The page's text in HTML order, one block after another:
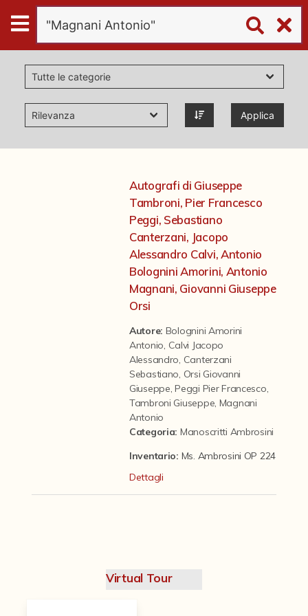
Digital
Humanities
Donazioni
Pubblicazioni
Il progetto Digital Humanities
Applica
Autografi di Giuseppe
Tambroni, Pier Francesco
Peggi, Sebastiano
Canterzani, Jacopo
Alessandro Calvi, Antonio
Bolognini Amorini, Antonio
Magnani, Giovanni Giuseppe
Orsi
Autore: Bolognini Amorini
Antonio Calvi Jacopo
Alessandro Canterzani
Sebastiano Orsi Giovanni
Giuseppe ,Peggi Pier Francesco
Tambroni Giuseppe Magnani
Antonio
Categoria: Manoscritti Ambrosini
Inventario: Ms. Ambrosini OP 224
Dettagli
Virtual Tour